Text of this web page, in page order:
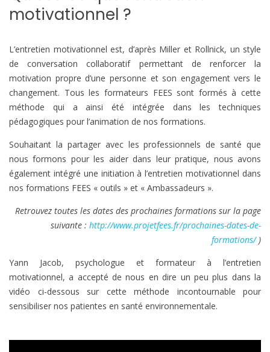
motivationnel ?
L’entretien motivationnel est, d’après Miller et Rollnick, un style
de conversation collaboratif permettant de renforcer la
motivation propre d’une personne et son engagement vers le
changement. Tous les formateurs FEES sont formés à cette
méthode qui a ainsi été intégrée dans les techniques
pédagogiques pour l’animation de nos formations.
Souhaitant la partager avec les professionnels de santé que
nous formons pour les aider dans leur pratique, nous avons
également intégré une initiation à l’entretien motivationnel dans
nos formations FEES « outils » et « Ambassadeurs ».
Retrouvez toutes les dates des prochaines formations sur la page
suivante : http://www.projetfees.fr/prochaines-dates-de-
formations/)
Yann Jacob, psychologue et formateur à l’entretien
motivationnel, a accepté de nous en dire un peu plus dans la
vidéo ci-dessous sur cette méthode incontournable pour
sensibiliser nos patientes en santé environnementale.